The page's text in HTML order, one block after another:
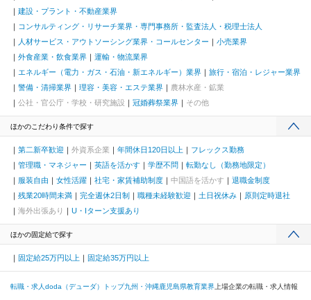
建設・プラント・不動産業界
コンサルティング・リサーチ業界・専門事務所・監査法人・税理士法人
人材サービス・アウトソーシング業界・コールセンター
小売業界
外食産業・飲食業界
運輸・物流業界
エネルギー（電力・ガス・石油・新エネルギー）業界
旅行・宿泊・レジャー業界
警備・清掃業界
理容・美容・エステ業界
農林水産・鉱業
公社・官公庁・学校・研究施設
冠婚葬祭業界 その他
ほかのこだわり条件で探す
第二新卒歓迎 外資系企業 年間休日120日以上
フレックス勤務
管理職・マネジャー
英語を活かす 学歴不問
転勤なし（勤務地限定）
服装自由
女性活躍 社宅・家賃補助制度 中国語を活かす
退職金制度
残業20時間未満
完全週休2日制 職種未経験歓迎 土日祝休み
原則定時退社
海外出張あり
U・Iターン支援あり
ほかの固定給で探す
固定給25万円以上 固定給35万円以上
転職・求人doda（デューダ）トップ九州・沖縄鹿児島県教育業界 上場企業の転職・求人情報